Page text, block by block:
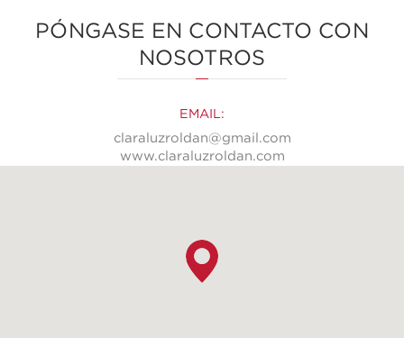
PÓNGASE EN CONTACTO CON
NOSOTROS
EMAIL:
claraluzroldan@gmail.com
www.claraluzroldan.com